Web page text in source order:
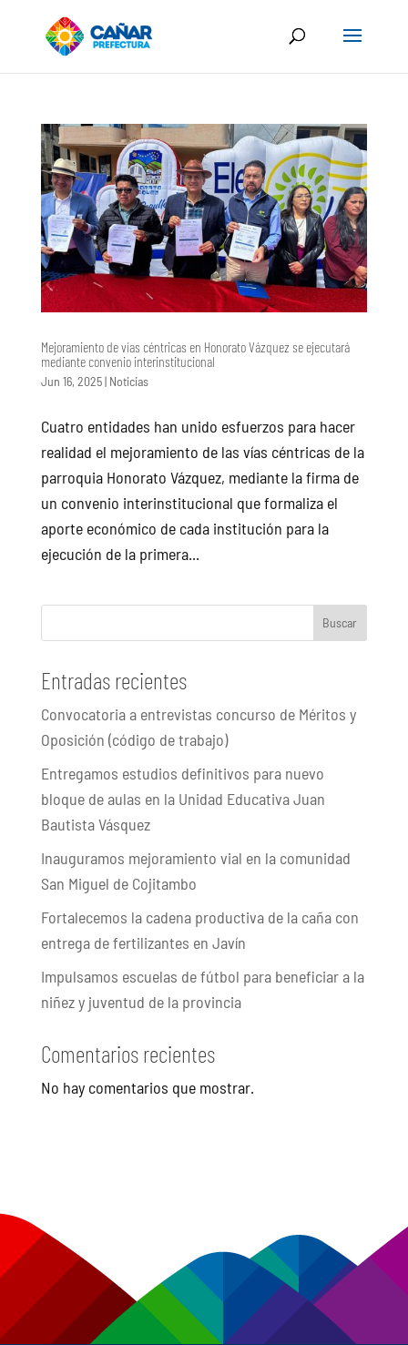
Mejoramiento de vías céntricas en Honorato Vázquez se ejecutará
mediante convenio interinstitucional
Jun 16, 2025| Noticias
Cuatro entidades han unido esfuerzos para hacer
realidad el mejoramiento de las vías céntricas de la
parroquia Honorato Vázquez, mediante la firma de
un convenio interinstitucional que formaliza el
aporte económico de cada institución para la
ejecución de la primera...
Buscar
Entradas recientes
Convocatoria a entrevistas concurso de Méritos y
Oposición (código de trabajo)
Entregamos estudios definitivos para nuevo
bloque de aulas en la Unidad Educativa Juan
Bautista Vásquez
Inauguramos mejoramiento vial en la comunidad
San Miguel de Cojitambo
Fortalecemos la cadena productiva de la caña con
entrega de fertilizantes en Javín
Impulsamos escuelas de fútbol para beneficiar a la
niñez y juventud de la provincia
Comentarios recientes
No hay comentarios que mostrar.